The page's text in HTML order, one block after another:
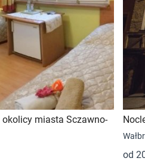
miasta Sczawno-
od